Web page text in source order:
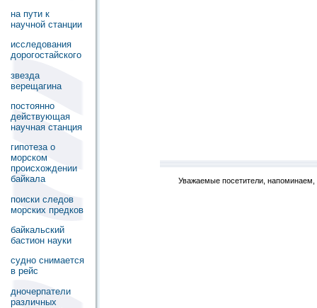
на пути к
научной станции
исследования
дорогостайского
звезда
верещагина
постоянно
действующая
научная станция
гипотеза о
морском
происхождении
байкала
поиски следов
морских предков
байкальский
бастион науки
судно снимается
в рейс
дночерпатели
различных
Уважаемые посетители, напоминаем,